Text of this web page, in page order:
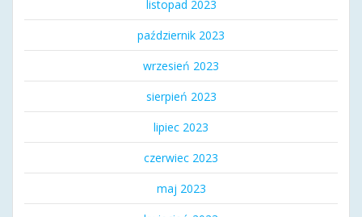
listopad 2023
październik 2023
wrzesień 2023
sierpień 2023
lipiec 2023
czerwiec 2023
maj 2023